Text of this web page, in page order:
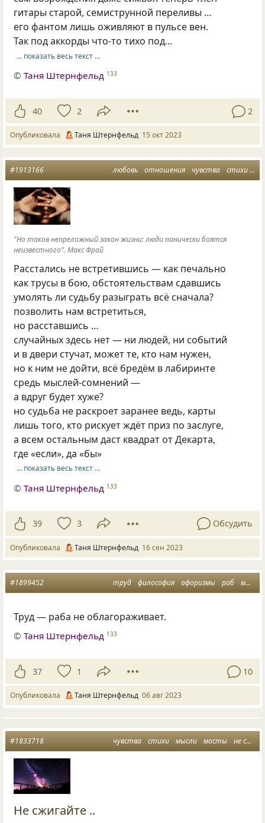
гитары старой, семиструнной переливы …
его фантом лишь оживляют в пульсе вен.
Так под аккорды что-то тихо под…
… показать весь текст …
©Таня Штернфельд 133
40 2 2
Опубликовала Таня Штернфельд 15 окт 2023
любовь отношения чувства стихи
#1913166
"Но таков непреложный закон жизни: люди панически боятся
неизвестного". Макс Фрай
Расстались не встретившись — как печально
как трусы в бою, обстоятельствам сдавшись
умолять ли судьбу разыграть всё сначала?
позволить нам встретиться,
но расставшись …
случайных здесь нет — ни людей, ни событий
и в двери стучат, может те, кто нам нужен,
но к ним не дойти, всё бредём в лабиринте
средь мыслей-сомнений —
а вдруг будет хуже?
но судьба не раскроет заранее ведь, карты
лишь того, кто рискует ждёт приз по заслуге,
а всем остальным даст квадрат от Декарта,
где «если», да «бы»
… показать весь текст …
©Таня Штернфельд 133
39 3 Обсудить
Опубликовала Таня Штернфельд 16 сен 2023
труд философия афоризмы раб мысли
#1899452
Труд — раба не облагораживает.
©Таня Штернфельд 133
37 1 10
Опубликовала Таня Штернфельд 06 авг 2023
чувства стихи мысли мосты не сжигайте
#1833718
Не сжигайте ..